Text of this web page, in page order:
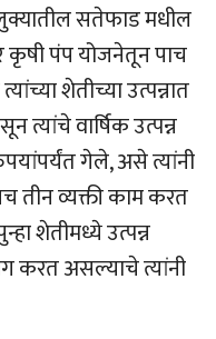
सतेफाड मधील
कृषी पंप योजनेतून पाच
शेतीच्या उत्पन्नात
त्यांचे वार्षिक उत्पन्न
गेले, असे त्यांनी
तीन व्यक्ती काम करत
शेतीमध्ये उत्पन्न
करत असल्याचे त्यांनी